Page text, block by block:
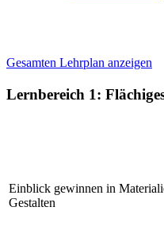
Gesamten Lehrplan anzeigen
Lernbereich 1:
Einblick gewinnen in
Gestalten